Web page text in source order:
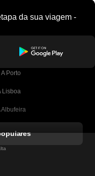
da sua viagem -
Porto
Lisboa
Lagos